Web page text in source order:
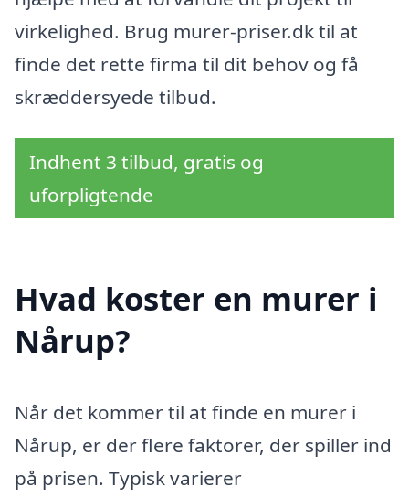
virkelighed. Brug murer-priser.dk til at
finde det rette firma til dit behov og få
skræddersyede tilbud.
Indhent 3 tilbud, gratis og
uforpligtende
Hvad koster en murer i
Nårup?
Når det kommer til at finde en murer i
Nårup, er der flere faktorer, der spiller ind
på prisen. Typisk varierer